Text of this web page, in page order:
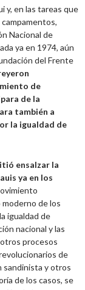
y, en las tareas que
Nacional de
ya en 1974, aún
del Frente
de
de la
también a
la igualdad de
ensalzar la
ya en los
de los
igualdad de
nacional y las
procesos
de
sandinista y otros
de los casos, se